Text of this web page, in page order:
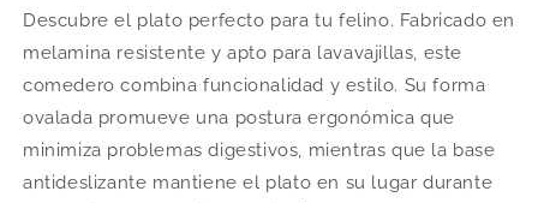
Descubre el plato perfecto para tu felino. Fabricado en
melamina resistente y apto para lavavajillas, este
comedero combina funcionalidad y estilo. Su forma
ovalada promueve una postura ergonómica que
minimiza problemas digestivos, mientras que la base
antideslizante mantiene el plato en su lugar durante